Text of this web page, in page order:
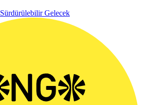
Sürdürülebilir Gelecek